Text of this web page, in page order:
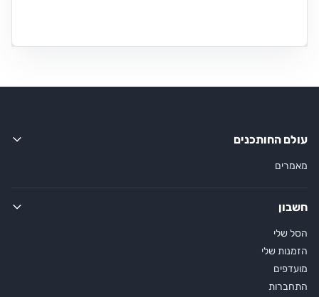
עולם החותכנים
מאמרים
חשבון
הסל שלי
הזמנות שלי
מועדפים
התחברות